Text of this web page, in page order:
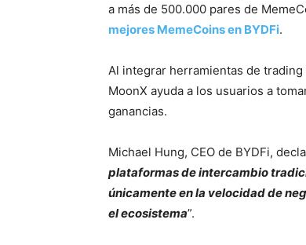
a más de 500.000 pares de
mejores MemeCoins en BYDFi.
Al integrar herramientas de
MoonX ayuda a los usuarios a
ganancias.
Michael Hung, CEO de BYDFi,
plataformas de intercambio
únicamente en la velocidad de
el ecosistema”.